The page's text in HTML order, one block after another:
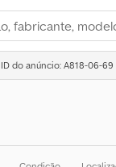
ID do anúncio: A818-06-69